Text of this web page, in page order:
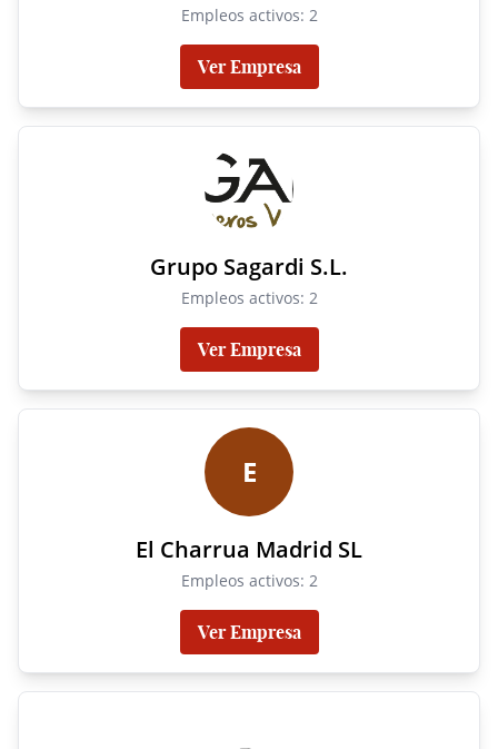
Empleos activos: 2
Ver Empresa
Grupo Sagardi S.L.
Empleos activos: 2
Ver Empresa
E
El Charrua Madrid SL
Empleos activos: 2
Ver Empresa